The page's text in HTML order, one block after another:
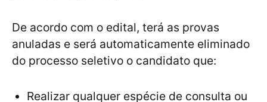
De acordo com o edital, terá as provas
anuladas e será automaticamente eliminado
do processo seletivo o candidato que:
Realizar qualquer espécie de consulta ou